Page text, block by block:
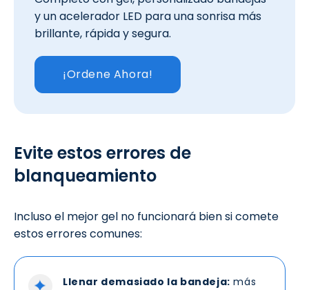
y un acelerador LED para una sonrisa más
brillante, rápida y segura.
¡Ordene Ahora!
Evite estos errores de
blanqueamiento
Incluso el mejor gel no funcionará bien si comete
estos errores comunes:
Llenar demasiado la bandeja: más